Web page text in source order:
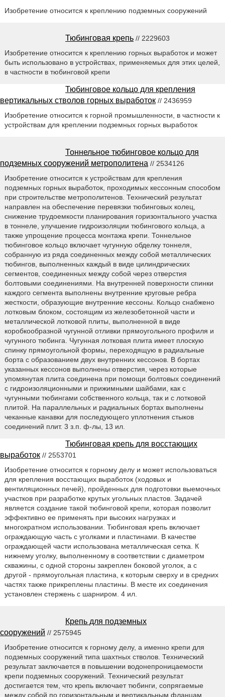
Изобретение относится к креплению подземных сооружений
Тюбинговая крепь // 2229603
Изобретение относится к креплению горных выработок и может
быть использовано в устройствах, применяемых для этих целей,
в частности в тюбинговой крепи
Тюбинговое кольцо для крепления
вертикальных стволов горных выработок // 2436959
Изобретение относится к горной промышленности, в частности к
устройствам для креплении подземных горных выработок
Тоннельное тюбинговое кольцо для
подземных сооружений метрополитена // 2534126
Изобретение относится к устройствам для крепления
подземных горных выработок, проходимых кессонным способом
при строительстве метрополитенов. Технический результат
направлен на обеспечение перевязки тюбинговых колец,
снижение трудоемкости планирования горизонтального участка
в тоннеле, улучшение гидроизоляции тюбингового кольца, а
также упрощение процесса монтажа крепи. Тоннельное
тюбинговое кольцо включает чугунную обделку тоннеля,
собранную из ряда соединенных между собой металлических
тюбингов, выполненных каждый в виде цилиндрических
сегментов, соединенных между собой через отверстия
болтовыми соединениями. На внутренней поверхности спинки
каждого сегмента выполнены внутренние круговые ребра
жесткости, образующие внутренние кессоны. Кольцо снабжено
лотковым блоком, состоящим из железобетонной части и
металлической лотковой плиты, выполненной в виде
коробкообразной чугунной отливки прямоугольного профиля и
чугунного тюбинга. Чугунная лотковая плита имеет плоскую
спинку прямоугольной формы, переходящую в радиальные
борта с образованием двух внутренних кессонов. В бортах
указанных кессонов выполнены отверстия, через которые
упомянутая плита соединена при помощи болтовых соединений
с гидроизоляционными и прижимными шайбами, как с
чугунными тюбингами собственного кольца, так и с лотковой
плитой. На параллельных и радиальных бортах выполнены
чеканные канавки для последующего уплотнения стыков
соединений плит. 3 з.п. ф-лы, 13 ил.
Тюбинговая крепь для восстающих
выработок // 2553701
Изобретение относится к горному делу и может использоваться
для крепления восстающих выработок (ходовых и
вентиляционных печей), пройденных для подготовки выемочных
участков при разработке крутых угольных пластов. Задачей
является создание такой тюбинговой крепи, которая позволит
эффективно ее применять при высоких нагрузках и
многократном использовании. Тюбинговая крепь включает
ограждающую часть с уголками и пластинами. В качестве
ограждающей части использована металлическая сетка. К
нижнему уголку, выполненному в соответствии с диаметром
скважины, с одной стороны закреплен боковой уголок, а с
другой - прямоугольная пластина, к которым сверху и в средних
частях также прикреплены пластины. В месте их соединения
установлен стержень с шарниром. 4 ил.
Крепь для подземных
сооружений // 2575945
Изобретение относится к горному делу, а именно крепи для
подземных сооружений типа шахтных стволов. Технический
результат заключается в повышении водонепроницаемости
крепи подземных сооружений. Технический результат
достигается тем, что крепь включает тюбинги, сопрягаемые
между собой по горизонтальным и вертикальным фланцам